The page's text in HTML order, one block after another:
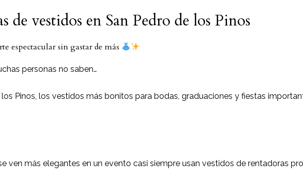
de vestidos en San Pedro de los Pinos
espectacular sin gastar de más
personas no saben…
los Pinos, los vestidos más bonitos para bodas, graduaciones y fiestas
ven más elegantes en un evento casi siempre usan vestidos de rentadoras